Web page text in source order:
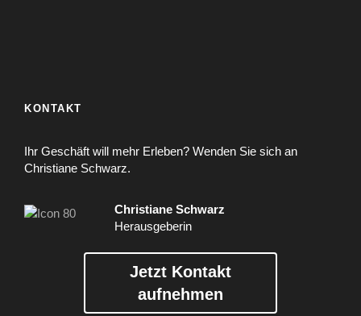
KONTAKT
Ihr Geschäft will mehr Erleben? Wenden Sie sich an
Christiane Schwarz.
Christiane Schwarz
Herausgeberin
Jetzt Kontakt
aufnehmen